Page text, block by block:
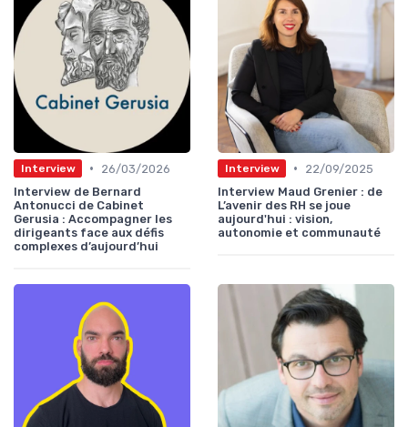
Interview •
26/03/2026
Interview de Bernard
Antonucci de Cabinet
Gerusia : Accompagner les
dirigeants face aux défis
complexes d’aujourd’hui
Interview •
22/09/2025
Interview Maud Grenier : de
L’avenir des RH se joue
aujourd'hui : vision,
autonomie et communauté